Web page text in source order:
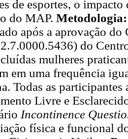
de esportes, o
do MAP.
após a aprovação
do
mulheres
em uma frequência
Todas as participantes
Livre e
Incontinence
física e funcional